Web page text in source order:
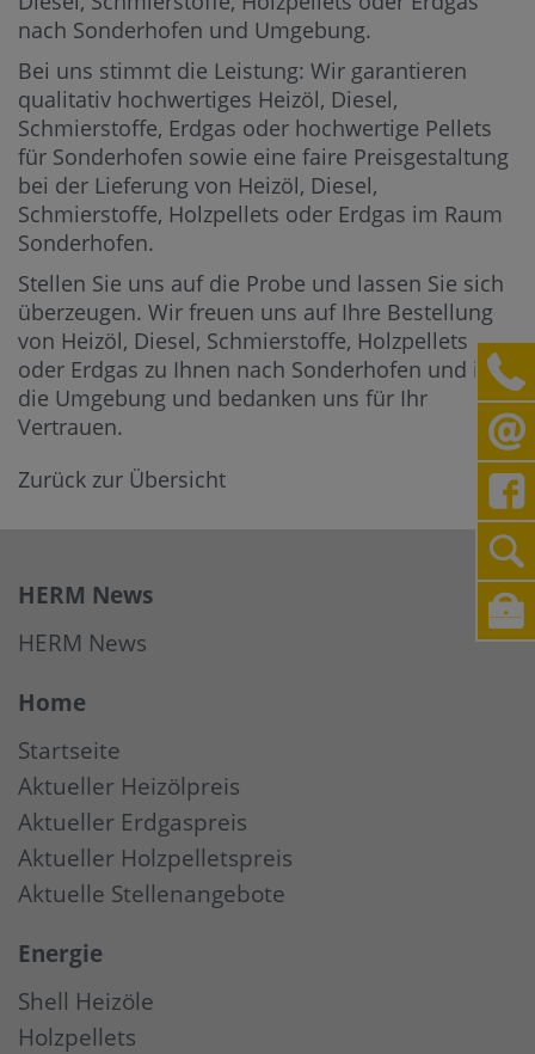
nach Sonderhofen und Umgebung.
Bei uns stimmt die Leistung: Wir garantieren
qualitativ hochwertiges Heizöl, Diesel,
Schmierstoffe, Erdgas oder hochwertige Pellets
für Sonderhofen sowie eine faire Preisgestaltung
bei der Lieferung von Heizöl, Diesel,
Schmierstoffe, Holzpellets oder Erdgas im Raum
Sonderhofen.
Stellen Sie uns auf die Probe und lassen Sie sich
überzeugen. Wir freuen uns auf Ihre Bestellung
von Heizöl, Diesel, Schmierstoffe, Holzpellets
oder Erdgas zu Ihnen nach Sonderhofen und in
die Umgebung und bedanken uns für Ihr
Vertrauen.
Zurück zur Übersicht
HERM News
HERM News
Home
Startseite
Aktueller Heizölpreis
Aktueller Erdgaspreis
Aktueller Holzpelletspreis
Aktuelle Stellenangebote
Energie
Shell Heizöle
Holzpellets